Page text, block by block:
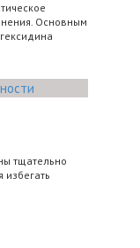
Основным
тщательно
избегать